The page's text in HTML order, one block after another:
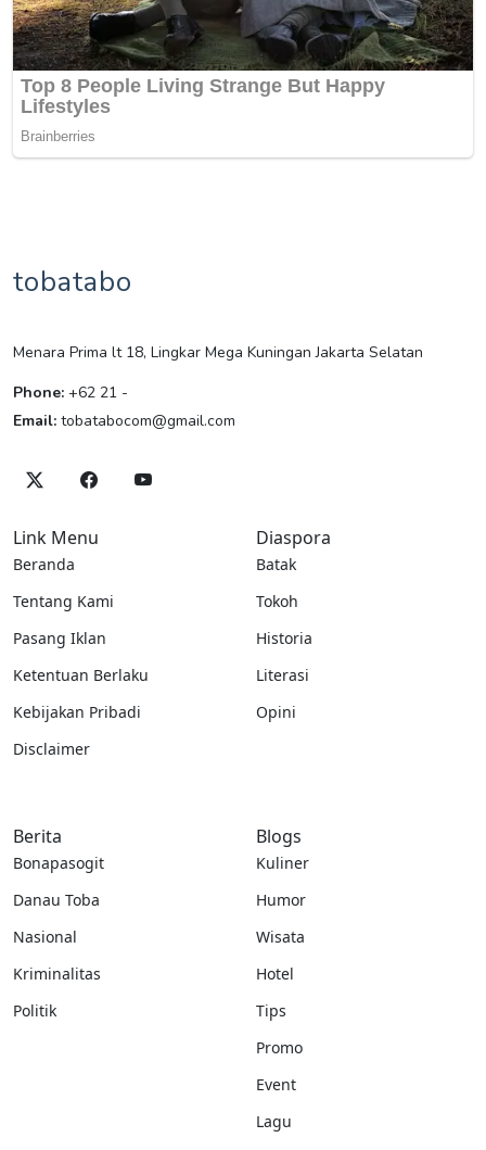
tobatabo
Menara Prima lt 18, Lingkar Mega Kuningan Jakarta Selatan
Phone: +62 21 -
Email: tobatabocom@gmail.com
Link Menu
Beranda
Tentang Kami
Pasang Iklan
Ketentuan Berlaku
Kebijakan Pribadi
Disclaimer
Diaspora
Batak
Tokoh
Historia
Literasi
Opini
Berita
Bonapasogit
Danau Toba
Nasional
Kriminalitas
Politik
Blogs
Kuliner
Humor
Wisata
Hotel
Tips
Promo
Event
Lagu